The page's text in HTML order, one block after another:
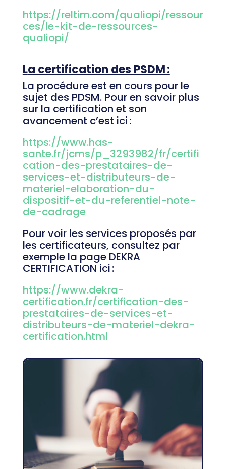
https://reltim.com/qualiopi/ressour
ces/le-kit-de-ressources-
qualiopi/
La certification des PSDM :
La procédure est en cours pour le
sujet des PDSM. Pour en savoir plus
sur la certification et son
avancement c’est ici :
https://www.has-
sante.fr/jcms/p_3293982/fr/certifi
cation-des-prestataires-de-
services-et-distributeurs-de-
materiel-elaboration-du-
dispositif-et-du-referentiel-note-
de-cadrage
Pour voir les services proposés par
les certificateurs, consultez par
exemple la page DEKRA
CERTIFICATION ici :
https://www.dekra-
certification.fr/certification-des-
prestataires-de-services-et-
distributeurs-de-materiel-dekra-
certification.html